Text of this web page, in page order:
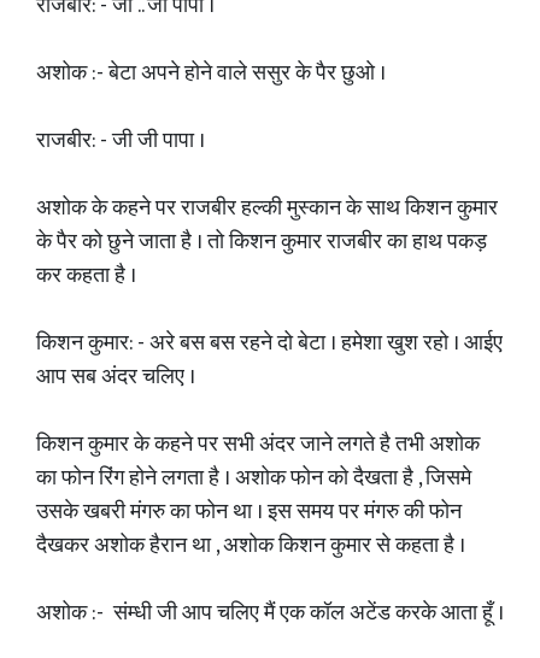
अशोक :- बेटा अपने होने वाले ससुर के पैर छुओ ।
राजबीर: - जी जी पापा ।
अशोक के कहने पर राजबीर हल्की मुस्कान के साथ किशन कुमार
के पैर को छुने जाता है । तो किशन कुमार राजबीर का हाथ पकड़
कर कहता है ।
किशन कुमार: - अरे बस बस रहने दो बेटा । हमेशा खुश रहो । आईए
आप सब अंदर चलिए ।
किशन कुमार के कहने पर सभी अंदर जाने लगते है तभी अशोक
का फोन रिंग होने लगता है । अशोक फोन को दैखता है , जिसमे
उसके खबरी मंगरु का फोन था । इस समय पर मंगरु की फोन
दैखकर अशोक हैरान था , अशोक किशन कुमार से कहता है ।
अशोक :- संम्धी जी आप चलिए मैं एक कॉल अटेंड करके आता हूँ ।